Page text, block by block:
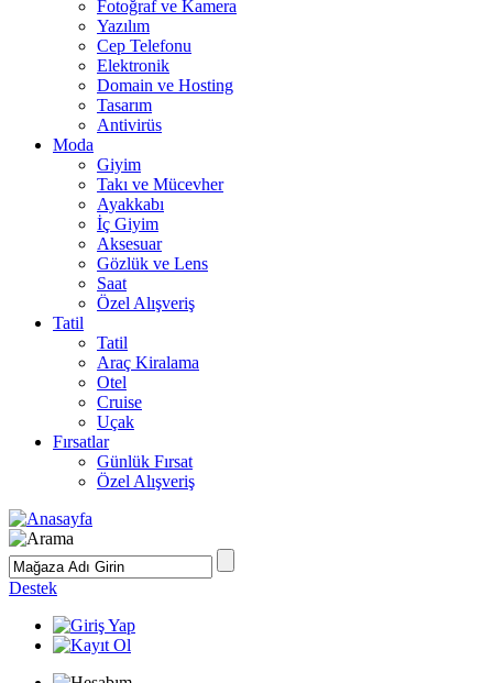
Fotoğraf ve Kamera
Yazılım
Cep Telefonu
Elektronik
Domain ve Hosting
Tasarım
Antivirüs
Moda
Giyim
Takı ve Mücevher
Ayakkabı
İç Giyim
Aksesuar
Gözlük ve Lens
Saat
Özel Alışveriş
Tatil
Tatil
Araç Kiralama
Otel
Cruise
Uçak
Fırsatlar
Günlük Fırsat
Özel Alışveriş
Destek